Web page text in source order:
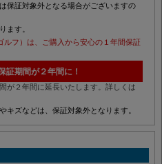
保証対象外となる場合がございますの
ます。
フ）は、ご購入から安心の１年間保証
証期間が２年間に！
が２年間に延長いたします。詳しくは
キズなどは、保証対象外となります。